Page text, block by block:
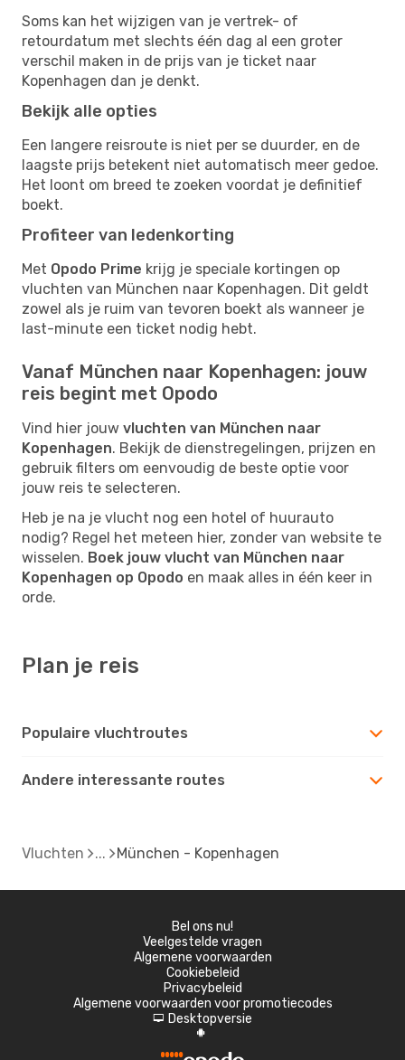
Soms kan het wijzigen van je vertrek- of
retourdatum met slechts één dag al een groter
verschil maken in de prijs van je ticket naar
Kopenhagen dan je denkt.
Bekijk alle opties
Een langere reisroute is niet per se duurder, en de
laagste prijs betekent niet automatisch meer gedoe.
Het loont om breed te zoeken voordat je definitief
boekt.
Profiteer van ledenkorting
Met Opodo Prime krijg je speciale kortingen op
vluchten van München naar Kopenhagen. Dit geldt
zowel als je ruim van tevoren boekt als wanneer je
last-minute een ticket nodig hebt.
Vanaf München naar Kopenhagen: jouw
reis begint met Opodo
Vind hier jouw vluchten van München naar
Kopenhagen. Bekijk de dienstregelingen, prijzen en
gebruik filters om eenvoudig de beste optie voor
jouw reis te selecteren.
Heb je na je vlucht nog een hotel of huurauto
nodig? Regel het meteen hier, zonder van website te
wisselen. Boek jouw vlucht van München naar
Kopenhagen op Opodo en maak alles in één keer in
orde.
Plan je reis
Populaire vluchtroutes
Andere interessante routes
Vluchten München - Kopenhagen
Bel ons nu!
Veelgestelde vragen
Algemene voorwaarden
Cookiebeleid
Privacybeleid
Algemene voorwaarden voor promotiecodes
d Desktopversie
A